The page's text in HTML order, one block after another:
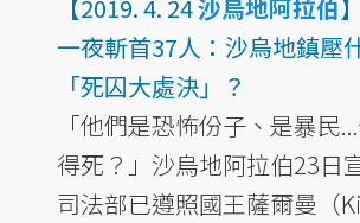
【2019. 4. 24沙烏地阿拉伯】
一夜斬首37人：沙烏地鎮壓
「死囚大處決」？
「他們是恐怖份子、是暴民
得死？」沙烏地阿拉伯23日
司法部已遵照國王薩爾曼（